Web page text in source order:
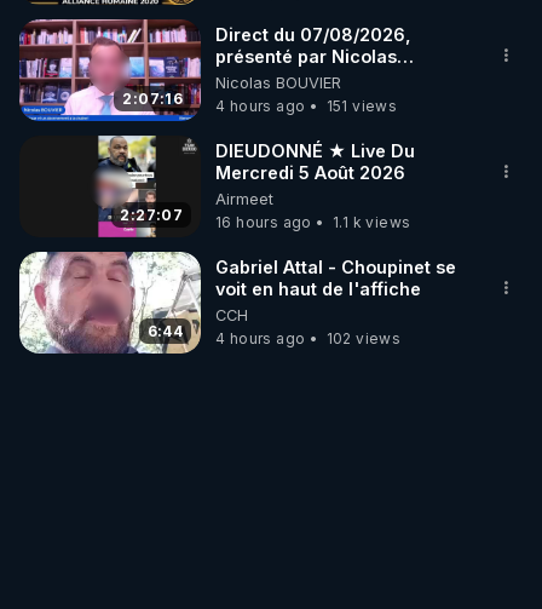
2:07:16
Direct du 07/08/2026,
présenté par Nicolas
BOUVIER
Nicolas BOUVIER
4 hours ago
151 views
2:27:07
DIEUDONNÉ ★ Live Du
Mercredi 5 Août 2026
Airmeet
16 hours ago
1.1 k views
6:44
Gabriel Attal - Choupinet se
voit en haut de l'affiche
CCH
4 hours ago
102 views